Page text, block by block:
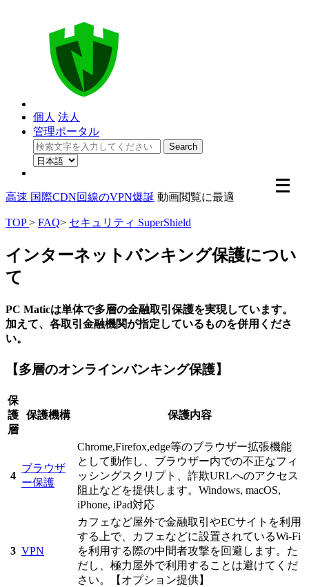
個人 法人
管理ポータル
メ
ニ
開
く
高速 国際CDN回線のVPN爆誕 動画閲覧に最適
TOP> FAQ> セキュリティ SuperShield
インターネットバンキング保護につい
て
PC Maticは単体で多層の金融取引保護を実現しています。
加えて、各取引金融機関が指定しているものを併用くださ
い。
【多層のオンラインバンキング保護】
保
護
層
保護機構 保護内容
4
ブラウザ
ー保護
Chrome,Firefox,edge等のブラウザー拡張機能
として動作し、ブラウザー内での不正なフィ
ッシングスクリプト、詐欺URLへのアクセス
阻止などを提供します。Windows, macOS,
iPhone, iPad対応
3 VPN
カフェなど屋外で金融取引やECサイトを利用
する上で、カフェなどに設置されているWi-Fi
を利用する際の中間者攻撃を回避します。た
だし、極力屋外で利用することは避けてくだ
さい。【オプション提供】